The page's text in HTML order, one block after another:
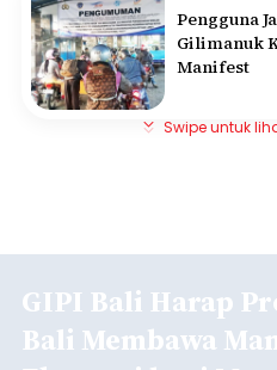
Pengguna
Gilimanuk
Manifest
Swipe untuk
GIPI Bali Harap
Bali Membawa